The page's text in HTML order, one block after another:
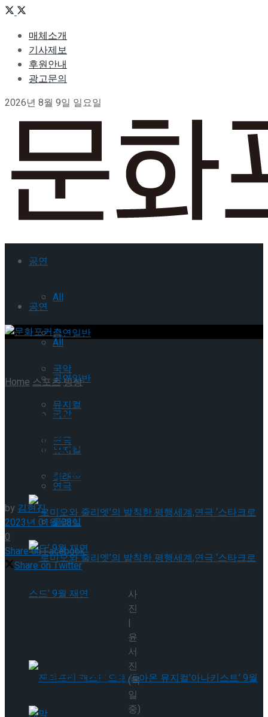
매체소개
기사제보
후원안내
광고문의
2026년 8월 9일 일요일
공연
All
공연일반
국악
뮤지컬
연극
클래식
‘로미오와 줄리엣’의 발칙한 평행세계,연극 ‘스
타크로스드’ 9월 재연
공연
All
공연일반
국악
뮤지컬
연극
클래식
‘로미오와 줄리엣’의 발칙한 평행세계,연극 ‘스
타크로스드’ 9월 재연
Home스포츠빙상
[현장스케치] 서글픈 진주만
을 가로지르는 이너바우어, 윤
서진의 프리 연기
by김현진
2023년 01월 08일
0
Share on Facebook
Share on Twitter
사
진
|
윤
서
진
(목
일
중)